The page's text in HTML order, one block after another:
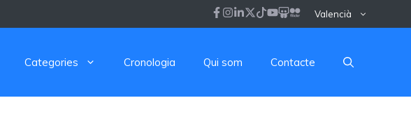
Valencià
Categories Cronologia Qui som Contacte